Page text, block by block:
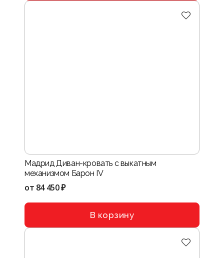
Мадрид Диван-кровать с выкатным
механизмом Барон IV
от 84 450 ₽
В корзину